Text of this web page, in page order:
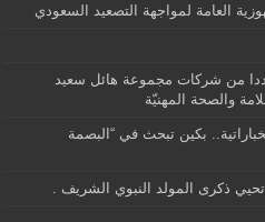
العامة لمواجهة التصعيد السعودي
من شركات مجموعة هائل سعيد
والصحة المهنيّة
بكين تبحث في “البصمة
تحيي ذكرى المولد النبوي الشريف .